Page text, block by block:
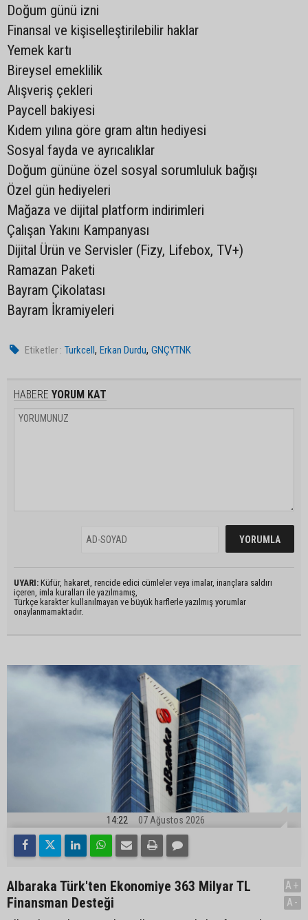
Doğum günü izni
Finansal ve kişiselleştirilebilir haklar
Yemek kartı
Bireysel emeklilik
Alışveriş çekleri
Paycell bakiyesi
Kıdem yılına göre gram altın hediyesi
Sosyal fayda ve ayrıcalıklar
Doğum gününe özel sosyal sorumluluk bağışı
Özel gün hediyeleri
Mağaza ve dijital platform indirimleri
Çalışan Yakını Kampanyası
Dijital Ürün ve Servisler (Fizy, Lifebox, TV+)
Ramazan Paketi
Bayram Çikolatası
Bayram İkramiyeleri
Etiketler : Turkcell,Erkan Durdu,GNÇYTNK
HABERE YORUM KAT
UYARI: Küfür, hakaret, rencide edici cümleler veya imalar, inançlara saldırı
içeren, imla kuralları ile yazılmamış,
Türkçe karakter kullanılmayan ve büyük harflerle yazılmış yorumlar
onaylanmamaktadır.
14:22 07 Ağustos 2026
Albaraka Türk'ten Ekonomiye 363 Milyar TL
Finansman Desteği
A+
A-